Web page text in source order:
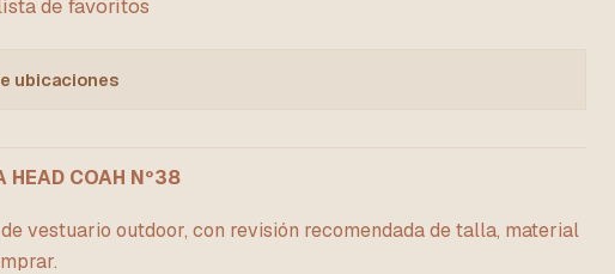
de favoritos
ubicaciones
HEAD COAH Nº38
vestuario outdoor, con revisión recomendada de talla, material